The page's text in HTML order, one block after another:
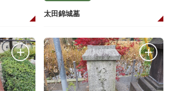
太田錦城墓